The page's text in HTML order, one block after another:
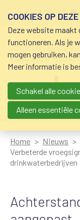
schuldhulp • sociaal
budgetbeheer •
Main navigation
Home
Nieuws
Verbeterde
drinkwaterbedrijven
COOKIES OP
Deze website maakt
functioneren. Als je
mogen gebruiken,
Meer informatie is
Schakel alle
Alleen essentiële